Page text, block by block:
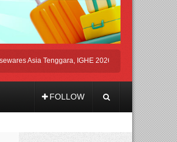
Asia Tenggara, IGHE 2026 Kembali Digelar di Jakarta
FOLLOW